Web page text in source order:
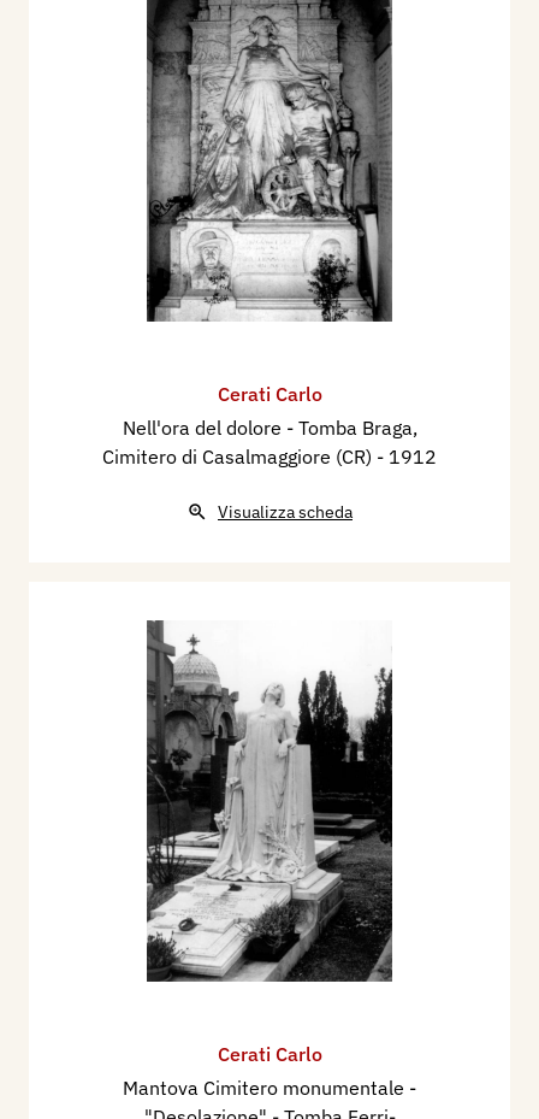
Cerati Carlo
Nell'ora del dolore - Tomba Braga,
Cimitero di Casalmaggiore (CR) - 1912
Visualizza scheda
Cerati Carlo
Mantova Cimitero monumentale -